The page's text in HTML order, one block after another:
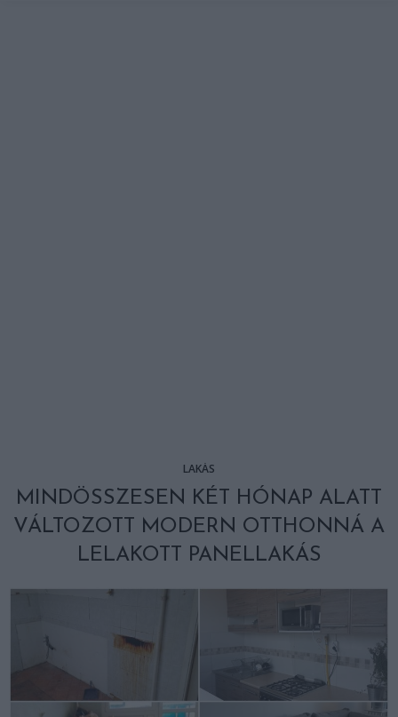
LAKÁS
MINDÖSSZESEN KÉT HÓNAP ALATT
VÁLTOZOTT MODERN OTTHONNÁ A
LELAKOTT PANELLAKÁS